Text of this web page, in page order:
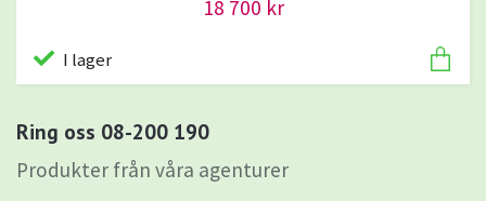
Ring oss 08-200 190
Produkter från våra agenturer
18 700 kr
I lager